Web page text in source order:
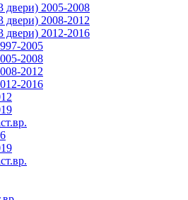
двери) 2005-2008
двери) 2008-2012
двери) 2012-2016
2005
2008
2012
2016